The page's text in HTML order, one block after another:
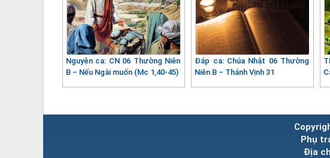
Nguyện ca: CN 06 Thường Niên
B – Nếu Ngài muốn (Mc 1,40-45)
Đáp ca: Chúa Nhật 06 Thường
Niên B – Thánh Vịnh 31
Phụ
Địa